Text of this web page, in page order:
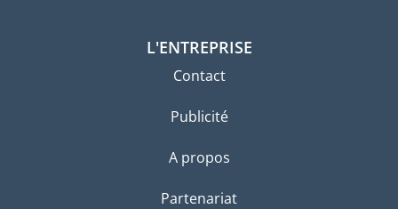
L'ENTREPRISE
Contact
Publicité
A propos
Partenariat